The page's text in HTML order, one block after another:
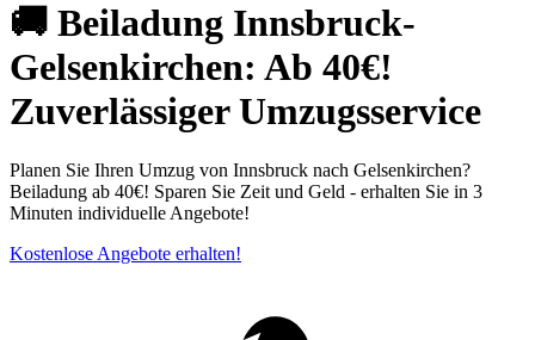
🚚 Beiladung Innsbruck-
Gelsenkirchen: Ab 40€!
Zuverlässiger Umzugsservice
Planen Sie Ihren Umzug von Innsbruck nach Gelsenkirchen?
Beiladung ab 40€! Sparen Sie Zeit und Geld - erhalten Sie in 3
Minuten individuelle Angebote!
Kostenlose Angebote erhalten!